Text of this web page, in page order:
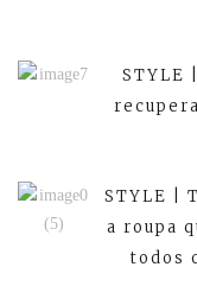
STYLE
STYLE |
a roupa
todos